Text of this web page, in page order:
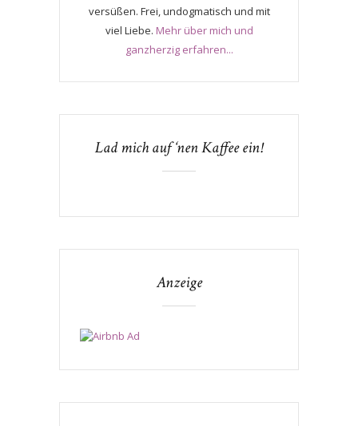
versüßen. Frei, undogmatisch und mit
viel Liebe. Mehr über mich und
ganzherzig erfahren...
Lad mich auf ‘nen Kaffee ein!
Anzeige